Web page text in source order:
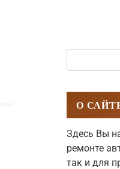
О
Здесь Вы
ремонте
так и для